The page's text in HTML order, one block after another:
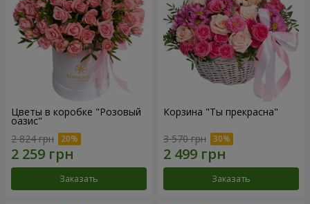
Цветы в коробке "Розовый
оазис"
2 824 грн
Заказать
Корзина "Ты прекрасна"
3 570 грн
Заказать